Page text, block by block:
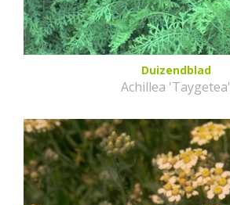
Duizendblad
Achillea 'Taygetea'